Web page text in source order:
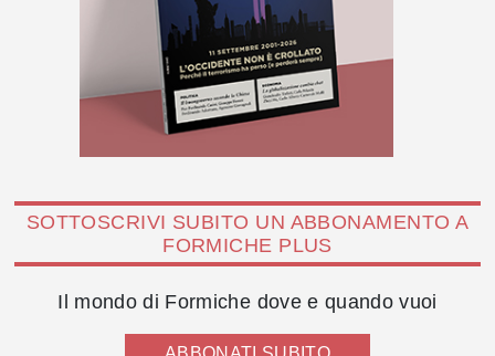
SOTTOSCRIVI SUBITO UN ABBONAMENTO A
FORMICHE PLUS
Il mondo di Formiche dove e quando vuoi